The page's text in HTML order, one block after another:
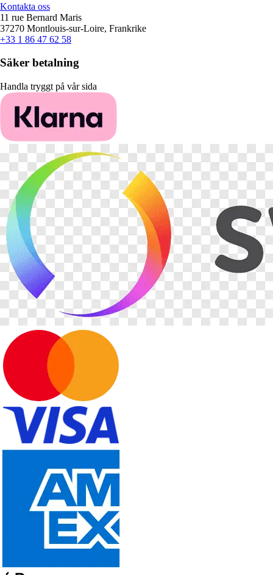
Kontakta oss
11 rue Bernard Maris
37270 Montlouis-sur-Loire, Frankrike
+33 1 86 47 62 58
Säker betalning
Handla tryggt på vår sida